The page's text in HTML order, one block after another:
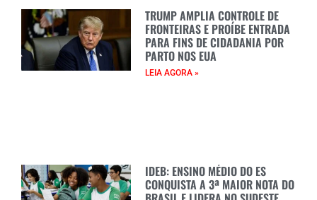
TRUMP AMPLIA CONTROLE DE
FRONTEIRAS E PROÍBE ENTRADA
PARA FINS DE CIDADANIA POR
PARTO NOS EUA
LEIA AGORA »
IDEB: ENSINO MÉDIO DO ES
CONQUISTA A 3ª MAIOR NOTA DO